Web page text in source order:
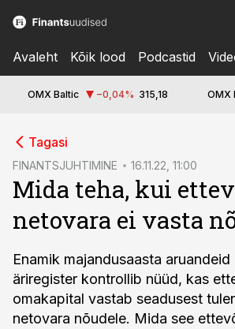
Avaleht Kõik lood Podcastid
OMX Baltic −0,04% 315,18 OMX
Tagasi
FINANTSJUHTIMINE 16.11.22, 11:00
Mida teha, kui
netovara ei vasta
Enamik majandusaasta
äriregister kontrollib nüüd, kas
omakapital vastab seadusest
netovara nõudele. Mida see